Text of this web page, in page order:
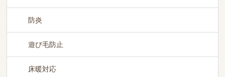
防炎
遊び毛防止
床暖対応